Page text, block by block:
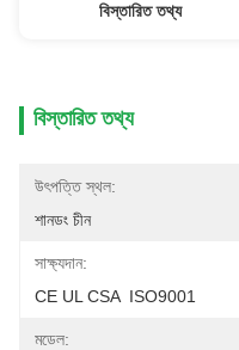
বিস্তারিত তথ্য
বিস্তারিত তথ্য
উৎপত্তি স্থল:
শানডং চীন
সাক্ষ্যদান:
CE UL CSA  ISO9001
মডেল: